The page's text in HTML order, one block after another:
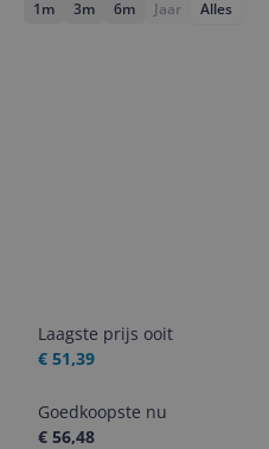
1m 3m 6m Jaar Alles
Laagste prijs ooit
€ 51,39
Goedkoopste nu
€ 56,48